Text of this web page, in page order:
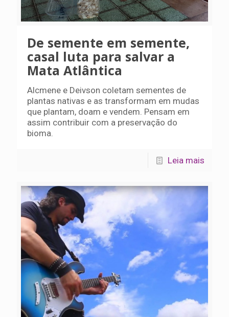
De semente em semente,
casal luta para salvar a
Mata Atlântica
Alcmene e Deivson coletam sementes de
plantas nativas e as transformam em mudas
que plantam, doam e vendem. Pensam em
assim contribuir com a preservação do
bioma.
Leia mais